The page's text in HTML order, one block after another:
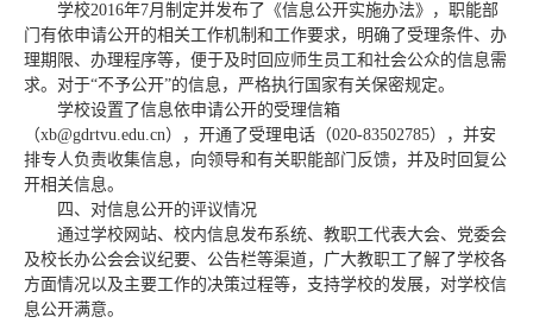
学校2016年7月制定并发布了《信息公开实施办法》，职能部
门有依申请公开的相关工作机制和工作要求，明确了受理条件、办
理期限、办理程序等，便于及时回应师生员工和社会公众的信息需
求。对于“不予公开”的信息，严格执行国家有关保密规定。
学校设置了信息依申请公开的受理信箱
（xb@gdrtvu.edu.cn），开通了受理电话（020-83502785），并安
排专人负责收集信息，向领导和有关职能部门反馈，并及时回复公
开相关信息。
四、对信息公开的评议情况
通过学校网站、校内信息发布系统、教职工代表大会、党委会
及校长办公会会议纪要、公告栏等渠道，广大教职工了解了学校各
方面情况以及主要工作的决策过程等，支持学校的发展，对学校信
息公开满意。